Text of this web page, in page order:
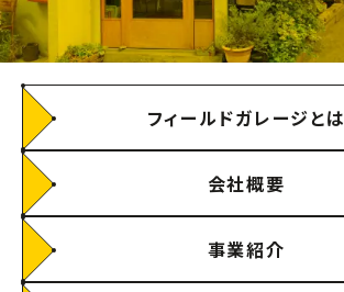
フィールドガレージとは
会社概要
事業紹介